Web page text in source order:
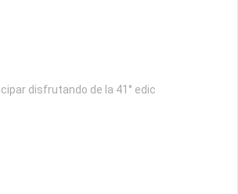
disfrutando de la 41° edic